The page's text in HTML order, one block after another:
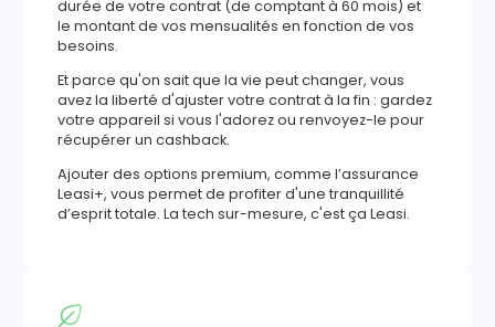
durée de votre contrat (de comptant à 60 mois) et
le montant de vos mensualités en fonction de vos
besoins.
Et parce qu'on sait que la vie peut changer, vous
avez la liberté d'ajuster votre contrat à la fin : gardez
votre appareil si vous l'adorez ou renvoyez-le pour
récupérer un cashback.
Ajouter des options premium, comme l’assurance
Leasi+, vous permet de profiter d'une tranquillité
d’esprit totale. La tech sur-mesure, c'est ça Leasi.